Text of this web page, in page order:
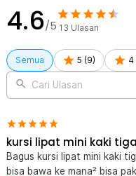
4.6/5 13 Ulasan
Semua 5 (9) 4
Cari Ulasan
kursi lipat mini kaki
Bagus kursi lipat mini kaki
bisa bawa ke mana² bisa